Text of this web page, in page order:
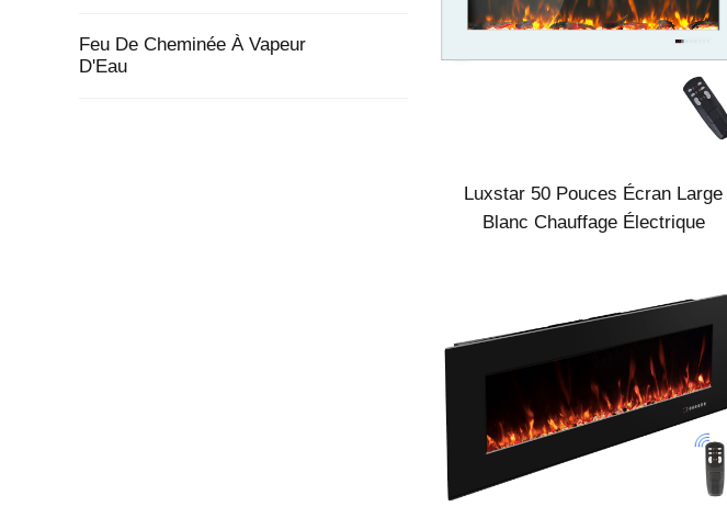
Feu De Cheminée À Vapeur
D'Eau
Luxstar 50 Pouces Écran Large
Blanc Chauffage Électrique